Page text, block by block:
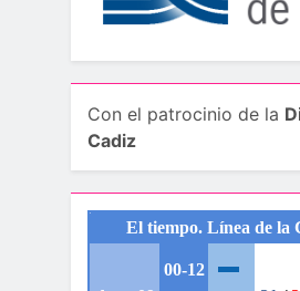
Con el patrocinio de la
Cadiz